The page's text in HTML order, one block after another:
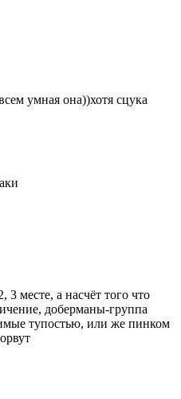
умная она))хотя сцука
3 месте, а насчёт того что
доберманы-группа
тупостью, или же пинком